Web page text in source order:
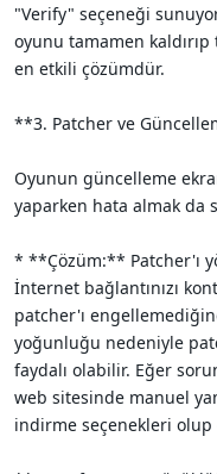
"Verify" seçeneği
oyunu tamamen
en etkili çözümdür.
**3. Patcher ve
Oyunun güncelleme
yaparken hata almak da
* **Çözüm:** Patcher'ı
İnternet bağlantınızı
patcher'ı
yoğunluğu nedeniyle
faydalı olabilir. Eğer
web sitesinde manuel
indirme seçenekleri olup